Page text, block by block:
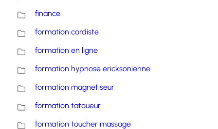
finance
formation cordiste
formation en ligne
formation hypnose ericksonienne
formation magnetiseur
formation tatoueur
formation toucher massage